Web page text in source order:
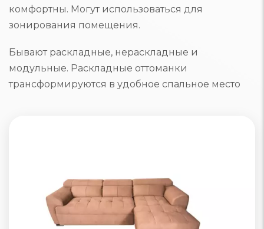
комфортны. Могут использоваться для
зонирования помещения.
Бывают раскладные, нераскладные и
модульные. Раскладные оттоманки
трансформируются в удобное спальное место